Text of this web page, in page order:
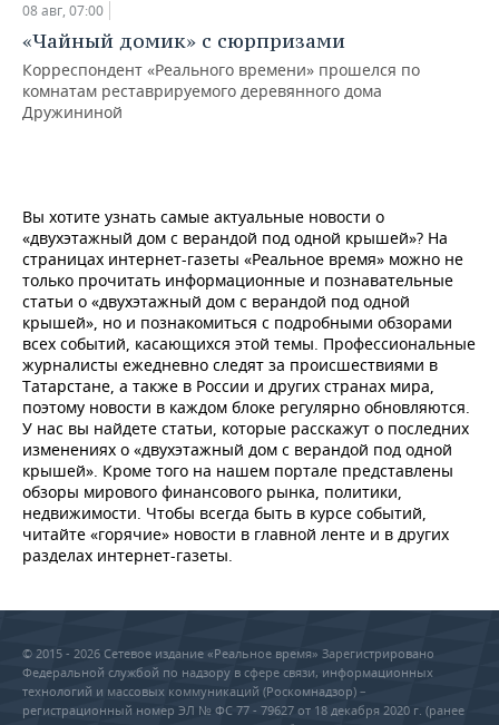
08 авг, 07:00
«Чайный домик» с сюрпризами
Корреспондент «Реального времени» прошелся по
комнатам реставрируемого деревянного дома
Дружининой
Вы хотите узнать самые актуальные новости о
«двухэтажный дом с верандой под одной крышей»? На
страницах интернет-газеты «Реальное время» можно не
только прочитать информационные и познавательные
статьи о «двухэтажный дом с верандой под одной
крышей», но и познакомиться с подробными обзорами
всех событий, касающихся этой темы. Профессиональные
журналисты ежедневно следят за происшествиями в
Татарстане, а также в России и других странах мира,
поэтому новости в каждом блоке регулярно обновляются.
У нас вы найдете статьи, которые расскажут о последних
изменениях о «двухэтажный дом с верандой под одной
крышей». Кроме того на нашем портале представлены
обзоры мирового финансового рынка, политики,
недвижимости. Чтобы всегда быть в курсе событий,
читайте «горячие» новости в главной ленте и в других
разделах интернет-газеты.
© 2015 - 2026 Сетевое издание «Реальное время» Зарегистрировано
Федеральной службой по надзору в сфере связи, информационных
технологий и массовых коммуникаций (Роскомнадзор) –
регистрационный номер ЭЛ № ФС 77 - 79627 от 18 декабря 2020 г. (ранее